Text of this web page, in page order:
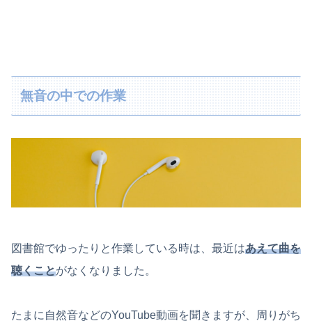
無音の中での作業
図書館でゆったりと作業している時は、最近はあえて曲を
聴くことがなくなりました。
たまに自然音などのYouTube動画を聞きますが、周りがち